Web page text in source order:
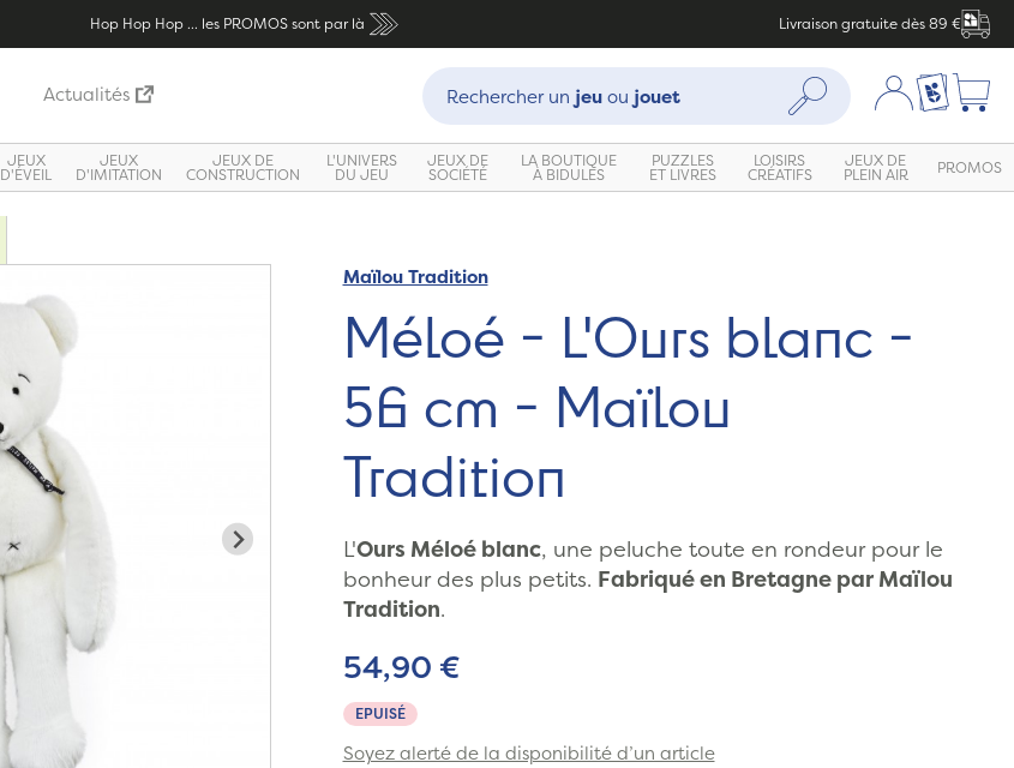
Hop Hop Hop ... les PROMOS sont par là Livraison gratuite dès 89 €
Actualités
Recherche :
Rechercher un jeuou jouet Rechercher Mon compte
Ma liste
JEUX
D'ÉVEIL
JEUX
D'IMITATION
JEUX DE
CONSTRUCTION
L'UNIVERS
DU JEU
JEUX DE
SOCIÉTÉ
LA BOUTIQUE
À BIDULES
PUZZLES
ET LIVRES
LOISIRS
CRÉATIFS
JEUX DE
PLEIN AIR PROMOS
Maïlou Tradition
Méloé - L'Ours blanc -
56 cm - Maïlou
Tradition
L'Ours Méloé blanc, une peluche toute en rondeur pour le
bonheur des plus petits. Fabriqué en Bretagne par Maïlou
Tradition.
EPUISÉ
54,90 €
Soyez alerté de la disponibilité d’un article